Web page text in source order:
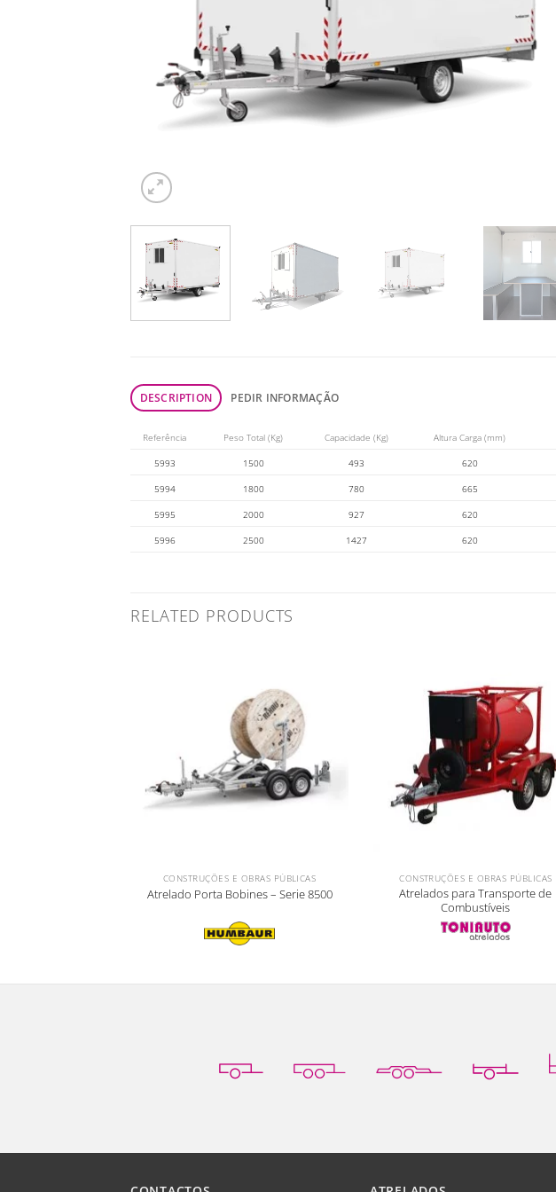
DESCRIPTION PEDIR INFORMAÇÃO
Referência Peso Total (Kg) Capacidade (Kg) Altura Carga (mm)
5993 1500 493 620
5994 1800 780 665
5995 2000 927 620
5996 2500 1427 620
RELATED PRODUCTS
CONSTRUÇÕES E OBRAS PÚBLICAS
Atrelado Porta Bobines – Serie 8500
CONSTRUÇÕES E OBRAS PÚBLICAS
Atrelados para Transporte de
Combustíveis